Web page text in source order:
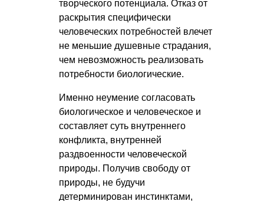
творческого потенциала. Отказ от
раскрытия специфически
человеческих потребностей влечет
не меньшие душевные страдания,
чем невозможность реализовать
потребности биологические.
Именно неумение согласовать
биологическое и человеческое и
составляет суть внутреннего
конфликта, внутренней
раздвоенности человеческой
природы. Получив свободу от
природы, не будучи
детерминирован инстинктами,